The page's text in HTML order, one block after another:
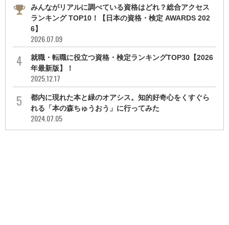
みんながリアルに調べている資格はどれ？総合アクセス
ランキング TOP10！【日本の資格・検定 AWARDS 202
6】
2026.07.09
就職・転職に役立つ資格・検定ランキングTOP30【2026
年最新版】！
2025.12.17
都内に現れた本と緑のオアシス。知的好奇心をくすぐら
れる「本の森ちゅうおう」に行ってみた
2024.07.05